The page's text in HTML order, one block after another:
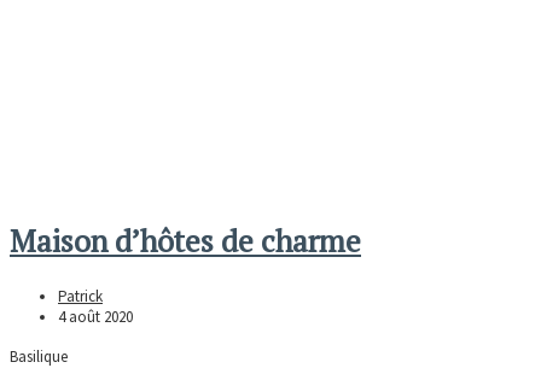
Maison d’hôtes de charme
Patrick
4 août 2020
Basilique